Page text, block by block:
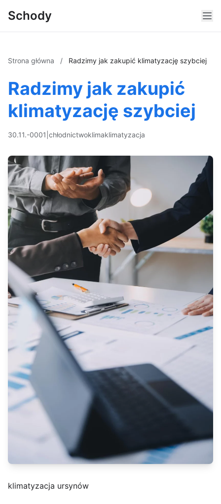
Schody
Strona główna / Radzimy jak zakupić klimatyzację szybciej
Radzimy jak zakupić
klimatyzację szybciej
30.11.-0001 chłodnictwoklimaklimatyzacja
klimatyzacja ursynów